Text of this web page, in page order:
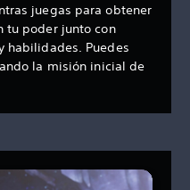
juegas para obtener
tu poder junto con
habilidades. Puedes
la misión inicial de